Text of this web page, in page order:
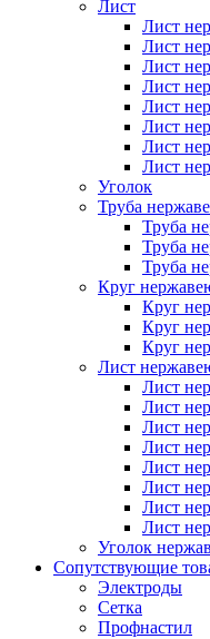
Лист
Лист
Лист
Лист
Лист
Лист
Лист
Лист
Лист
Уголок
Труба
Труба
Труба
Труба
Круг
Круг
Круг
Круг
Лист
Лист
Лист
Лист
Лист
Лист
Лист
Лист
Лист
Уголок
Cопутствующие
Электроды
Сетка
Профнастил